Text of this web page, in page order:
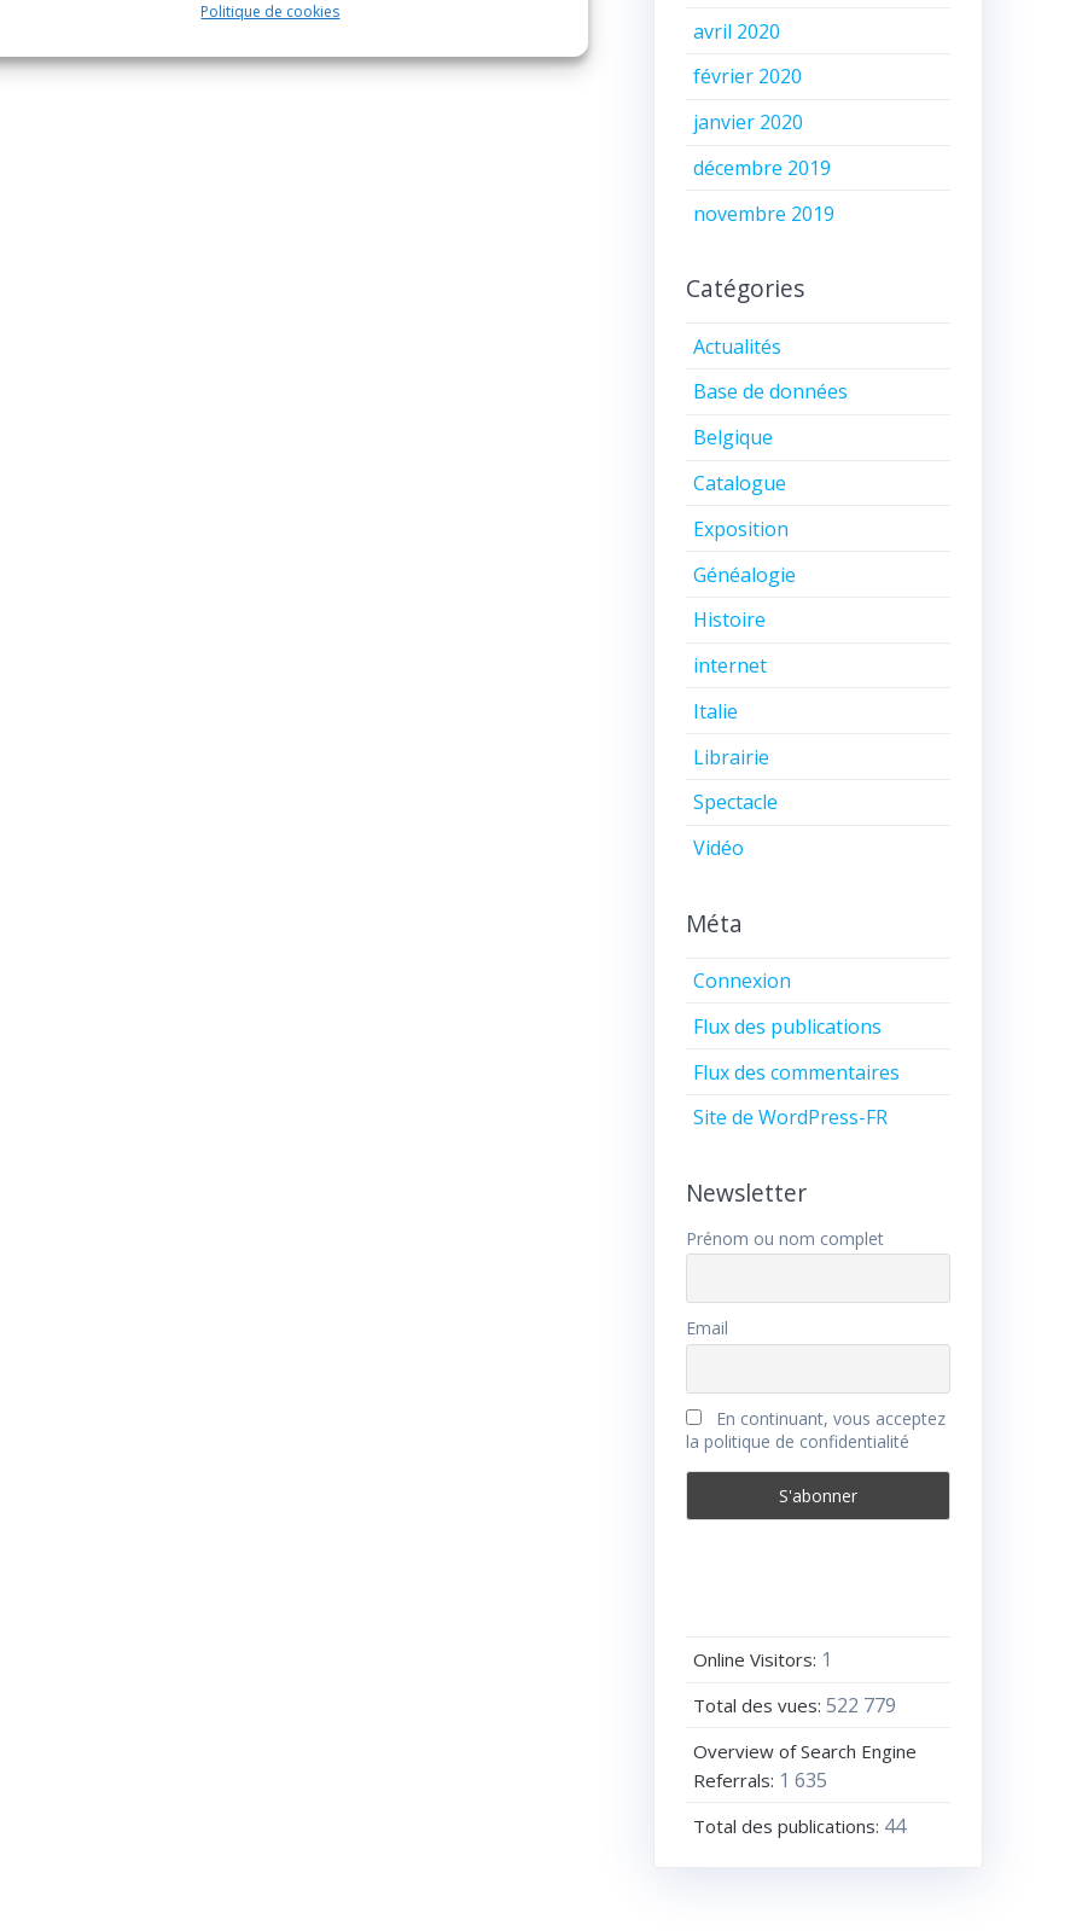
Politique de cookies
avril 2020
février 2020
janvier 2020
décembre 2019
novembre 2019
Catégories
Actualités
Base de données
Belgique
Catalogue
Exposition
Généalogie
Histoire
internet
Italie
Librairie
Spectacle
Vidéo
Méta
Connexion
Flux des publications
Flux des commentaires
Site de WordPress-FR
Newsletter
Prénom ou nom complet
Email
En continuant, vous acceptez
la politique de confidentialité
Online Visitors: 1
Total des vues:522 779
Overview of Search Engine
Referrals: 1 635
Total des publications: 44